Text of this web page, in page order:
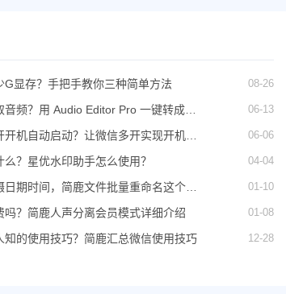
G显存？手把手教你三种简单方法 08-26
音频？用 Audio Editor Pro 一键转成 M
06-13
开机自动启动？让微信多开实现开机自
06-06
？星优水印助手怎么使用？ 04-04
日期时间，简鹿文件批量重命名这个功
01-10
吗？简鹿人声分离会员模式详细介绍 01-08
知的使用技巧？简鹿汇总微信使用技巧 12-28